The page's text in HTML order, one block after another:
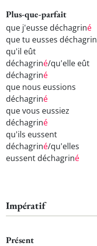
Plus-que-parfait
que j'eusse déchagriné
que tu eusses déchagrin
qu'il eût
déchagriné/qu'elle eût
déchagriné
que nous eussions
déchagriné
que vous eussiez
déchagriné
qu'ils eussent
déchagriné/qu'elles
eussent déchagriné
Impératif
Présent